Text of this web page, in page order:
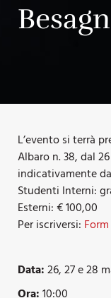
L’evento si terrà
Albaro n. 38, dal
indicativamente
Studenti Interni:
Esterni: € 100,00
Per iscriversi:
Data:26, 27 e 28
Ora:10:00